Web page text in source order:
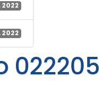
2022
2022
022205